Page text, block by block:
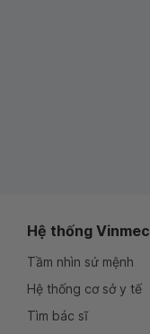
Hệ thống Vinmec
Tầm nhìn sứ mệnh
Hệ thống cơ sở y tế
Tìm bác sĩ